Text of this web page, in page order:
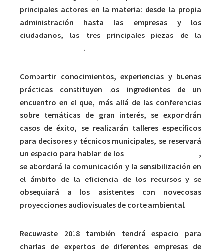
principales actores en la materia: desde la propia
administración hasta las empresas y los
ciudadanos, las tres principales piezas de la
.
Compartir conocimientos, experiencias y buenas
prácticas constituyen los ingredientes de un
encuentro en el que, más allá de las conferencias
sobre temáticas de gran interés, se expondrán
casos de éxito, se realizarán talleres específicos
para decisores y técnicos municipales, se reservará
un espacio para hablar de los
,
se abordará la comunicación y la sensibilización en
el ámbito de la eficiencia de los recursos y se
obsequiará a los asistentes con novedosas
proyecciones audiovisuales de corte ambiental.
Recuwaste 2018 también tendrá espacio para
charlas de expertos de diferentes empresas de